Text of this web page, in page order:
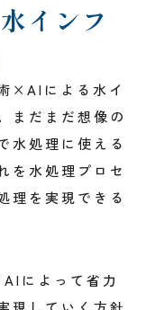
水インフ
×AIによる水イ
まだまだ想像の
水処理に使える
を水処理プロセ
理を実現できる
によって省力